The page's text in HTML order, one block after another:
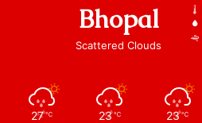
Bhopal
Scattered Clouds
27 ℃ 23 ℃ 23 ℃